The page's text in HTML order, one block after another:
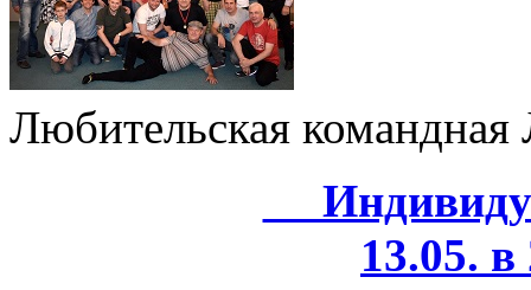
Любительская
13.05.